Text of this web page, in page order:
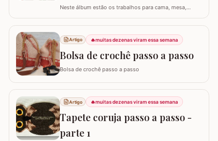
Neste álbum estão os trabalhos para cama, mesa,
clicar nas imagens! Trilhos/caminhos e centro de mesa
Sousplat Puxa-saco e porta-pano de prato Squares para
colcha de cama Outros Álbuns que temos no blog
Artigo 🔥muitas dezenas viram essa semana
Bolsa de crochê passo a passo
Bolsa de crochê passo a passo
Artigo 🔥muitas dezenas viram essa semana
Tapete coruja passo a passo -
parte 1